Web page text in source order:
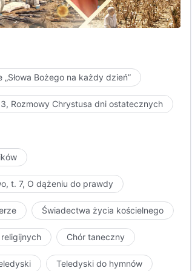
przed laty za wiarę, wydalona
„Słowa Bożego na każdy dzień”
Rozmowy Chrystusa dni ostatecznych
t. 7, O dążeniu do prawdy
Świadectwa życia kościelnego
Chór taneczny
Teledyski do hymnów